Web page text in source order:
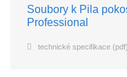
Soubory k Pila
Professional
technické specifikace (pdf)